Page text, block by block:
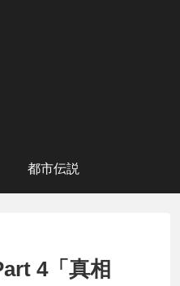
都市伝説
4「真相